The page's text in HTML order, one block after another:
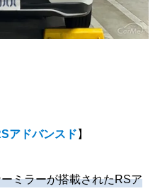
アドバンスド 】
ミラーが搭載されたRSア